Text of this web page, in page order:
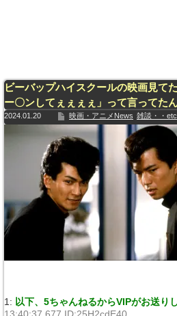
ビーバップハイスクールの映画見て
ー〇ンしてぇぇぇぇ」って言ってた
2024.01.20 映画・アニメNews 雑談・・etc
1: 以下、5ちゃんねるからVIPがお送り